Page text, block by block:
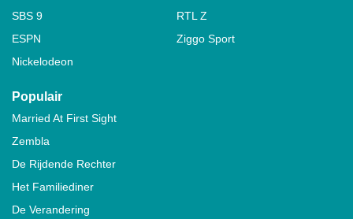
SBS 9
RTL Z
ESPN
Ziggo Sport
Nickelodeon
Populair
Married At First Sight
Zembla
De Rijdende Rechter
Het Familiediner
De Verandering